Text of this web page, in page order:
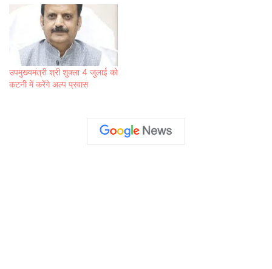
उपमुख्यमंत्री श्री शुक्ला 4 जुलाई को
कटनी में करेंगे अल्प प्रवास